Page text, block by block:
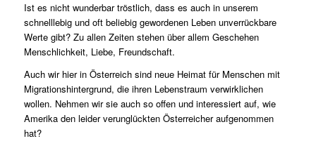
Ist es nicht wunderbar tröstlich, dass es auch in unserem
schnelllebig und oft beliebig gewordenen Leben unverrückbare
Werte gibt? Zu allen Zeiten stehen über allem Geschehen
Menschlichkeit, Liebe, Freundschaft.
Auch wir hier in Österreich sind neue Heimat für Menschen mit
Migrationshintergrund, die ihren Lebenstraum verwirklichen
wollen. Nehmen wir sie auch so offen und interessiert auf, wie
Amerika den leider verunglückten Österreicher aufgenommen
hat?